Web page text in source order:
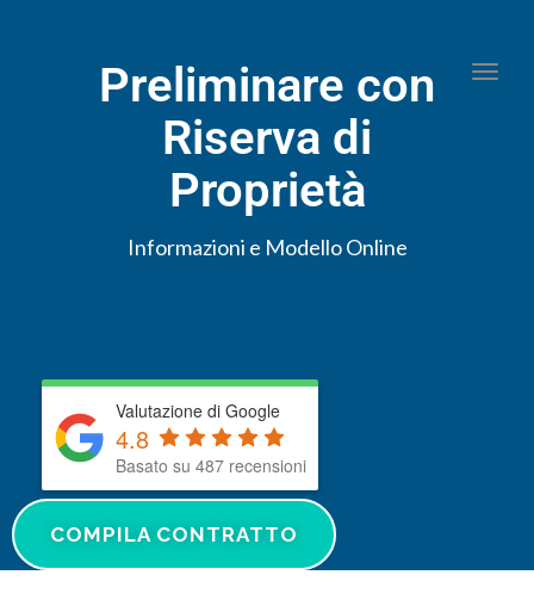
Preliminare con
Riserva di
Proprietà
Informazioni e Modello Online
Valutazione di Google
4.8
Basato su 487 recensioni
COMPILA CONTRATTO